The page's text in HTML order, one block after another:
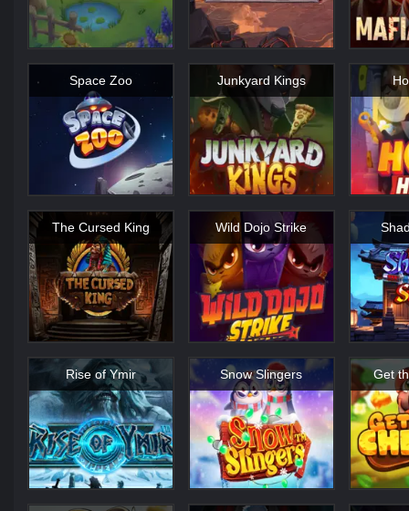
Space Zoo Junkyard Kings
The Cursed King Wild Dojo Strike
Rise of Ymir Snow Slingers Get